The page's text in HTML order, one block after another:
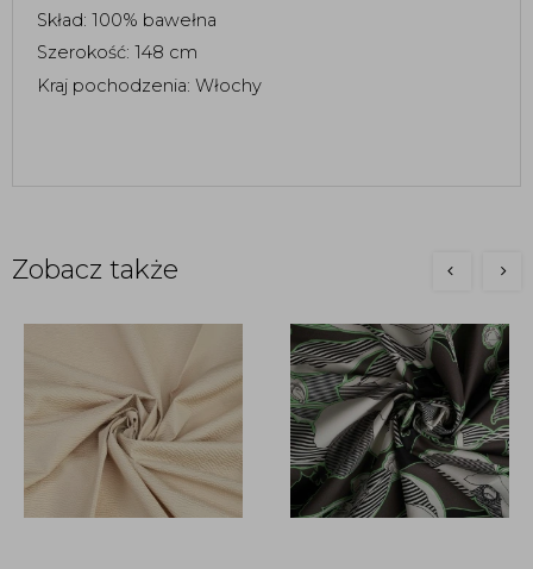
Skład: 100% bawełna
Szerokość: 148 cm
Kraj pochodzenia: Włochy
Zobacz także